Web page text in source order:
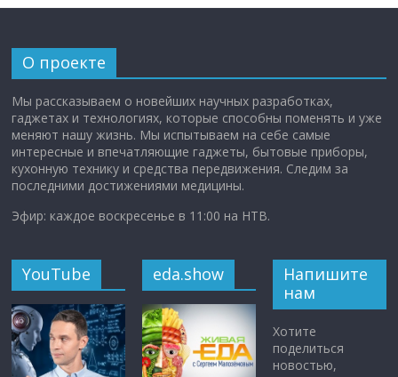
О проекте
Мы рассказываем о новейших научных разработках,
гаджетах и технологиях, которые способны поменять и уже
меняют нашу жизнь. Мы испытываем на себе самые
интересные и впечатляющие гаджеты, бытовые приборы,
кухонную технику и средства передвижения. Следим за
последними достижениями медицины.
Эфир: каждое воскресенье в 11:00 на НТВ.
YouTube eda.show
Напишите
нам
Хотите
поделиться
новостью,